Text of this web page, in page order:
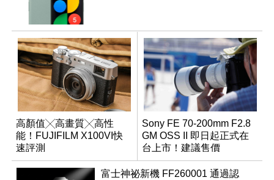
高顏值╳高畫質╳高性
能！FUJIFILM X100VI快
速評測
Sony FE 70-200mm F2.8
GM OSS II 即日起正式在
台上市！建議售價
NT$76,980
富士神祕新機 FF260001 通過認